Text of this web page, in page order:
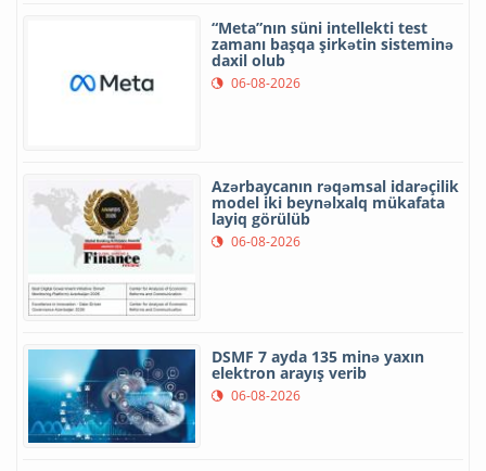
“Meta”nın süni intellekti test
zamanı başqa şirkətin sisteminə
daxil olub
06-08-2026
Azərbaycanın rəqəmsal idarəçilik
model iki beynəlxalq mükafata
layiq görülüb
06-08-2026
DSMF 7 ayda 135 minə yaxın
elektron arayış verib
06-08-2026